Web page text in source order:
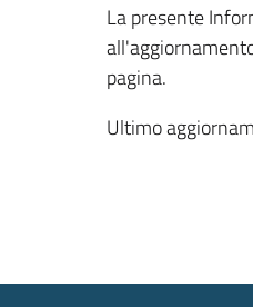
La presente
pagina.
Ultimo